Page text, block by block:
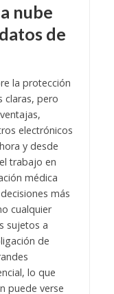
nube
de
la protección
claras, pero
electrónicos
y desde
trabajo en
médica
más
cualquier
sujetos a
de
lo que
puede verse